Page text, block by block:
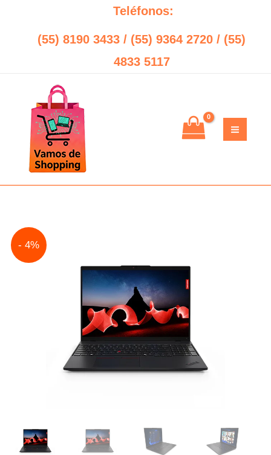
contenido
Teléfonos:
(55) 8190 3433 / (55) 9364 2720 / (55)
4833 5117
- 4%
price
was:
$12,701.00.
price
is:
$12,237.00.